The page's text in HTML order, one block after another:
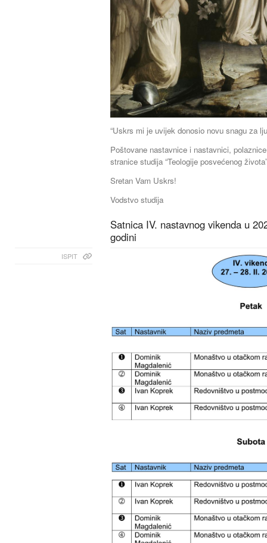
“Uskrs mi je uvijek donosio novu snagu za
Poštovane nastavnice i nastavnici,
stranice studija “Teologije posvećenog
Sretan Vam Uskrs!
Vodstvo studija
Satnica IV. nastavnog vikenda u
godini
ISPIT